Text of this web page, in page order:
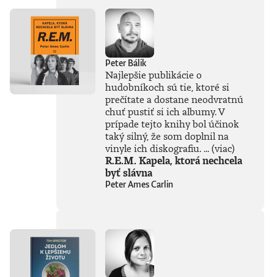
Peter Bálik
Najlepšie publikácie o
hudobníkoch sú tie, ktoré si
prečítate a dostane neodvratnú
chuť pustiť si ich albumy. V
prípade tejto knihy bol účinok
taký silný, že som doplnil na
vinyle ich diskografiu. ...(viac)
R.E.M. Kapela, ktorá nechcela
byť slávna
Peter Ames Carlin